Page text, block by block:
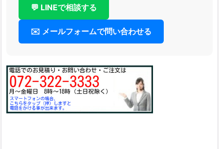
💬 LINEで相談する
✉️ メールフォームで問い合わせる